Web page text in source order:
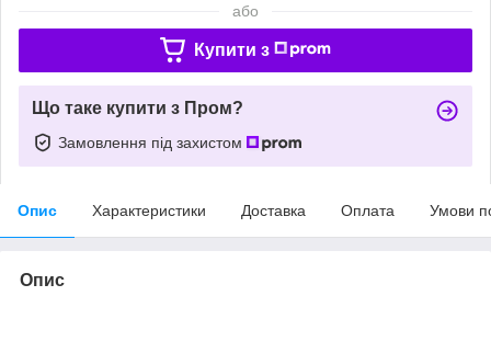
або
Купити з
Що таке купити з Пром?
Замовлення під захистом
Опис Характеристики Доставка Оплата Умови
Опис